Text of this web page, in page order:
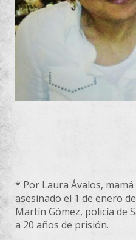
* Por Laura Ávalos,
asesinado el 1 de enero
Martín Gómez, policía de
a 20 años de prisión.